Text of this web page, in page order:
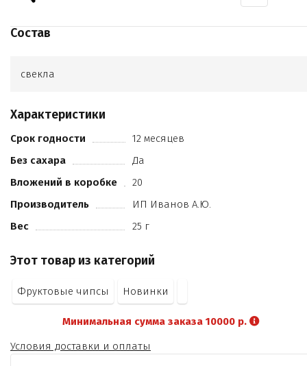
Состав
свекла
Характеристики
Срок годности
12 месяцев
Без сахара
Да
Вложений в коробке
20
Производитель
ИП Иванов А.Ю.
Вес
25 г
Этот товар из категорий
Фруктовые чипсы Новинки
Минимальная сумма заказа 10000 р.
Условия доставки и оплаты